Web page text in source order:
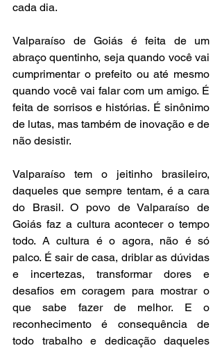
cada dia.
Valparaíso de Goiás é feita de um
abraço quentinho, seja quando você vai
cumprimentar o prefeito ou até mesmo
quando você vai falar com um amigo. É
feita de sorrisos e histórias. É sinônimo
de lutas, mas também de inovação e de
não desistir.
Valparaíso tem o jeitinho brasileiro,
daqueles que sempre tentam, é a cara
do Brasil. O povo de Valparaíso de
Goiás faz a cultura acontecer o tempo
todo. A cultura é o agora, não é só
palco. É sair de casa, driblar as dúvidas
e incertezas, transformar dores e
desafios em coragem para mostrar o
que sabe fazer de melhor. E o
reconhecimento é consequência de
todo trabalho e dedicação daqueles